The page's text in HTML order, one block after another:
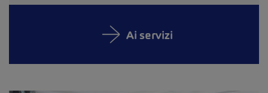
Ai servizi